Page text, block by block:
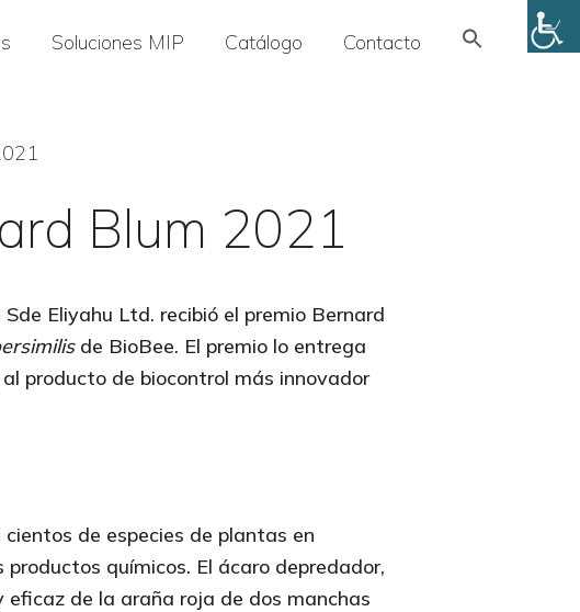
Soluciones MIP Catálogo Contacto Search
Blum 2021
Eliyahu Ltd. recibió el premio Bernard
de BioBee. El premio lo entrega
producto de biocontrol más innovador
de especies de plantas en
químicos. El ácaro depredador,
eficaz de la araña roja de dos manchas